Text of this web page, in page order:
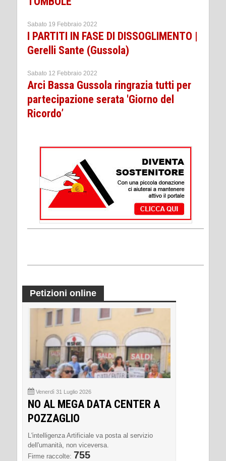
Sabato 19 Febbraio 2022
I PARTITI IN FASE DI DISSOGLIMENTO |
Gerelli Sante (Gussola)
Sabato 12 Febbraio 2022
Arci Bassa Gussola ringrazia tutti per
partecipazione serata 'Giorno del
Ricordo’
Petizioni online
Venerdì 31 Luglio 2026
NO AL MEGA DATA CENTER A
POZZAGLIO
L'intelligenza Artificiale va posta al servizio
dell'umanità, non viceversa.
Firme raccolte: 755